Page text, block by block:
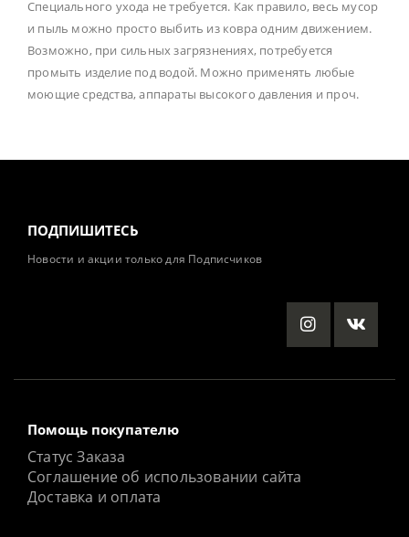
Специального ухода не требуется. Как правило, весь мусор
и пыль можно просто выбить из ковра одним движением.
Возможно, при сильных загрязнениях, потребуется
промыть изделие под водой. Можно применять любые
моющие средства, аппараты высокого давления и проч.
ПОДПИШИТЕСЬ
Новости и акции только для Подписчиков
Помощь покупателю
Статус Заказа
Соглашение об использовании сайта
Доставка и оплата